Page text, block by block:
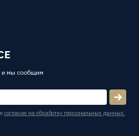
и мы сообщим
согласие на обработку персональных данных.